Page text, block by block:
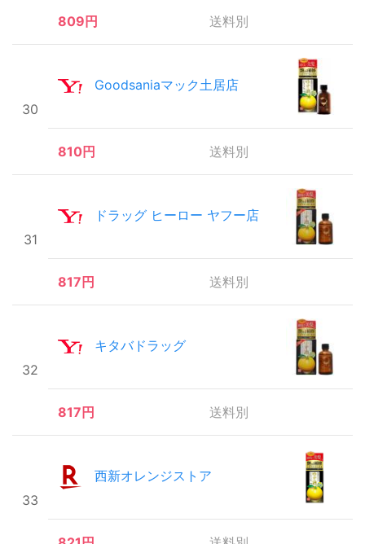
809円 送料別
30
Goodsaniaマック土居店
810円 送料別
31
ドラッグ ヒーロー ヤフー店
817円 送料別
32
キタバドラッグ
817円 送料別
33
西新オレンジストア